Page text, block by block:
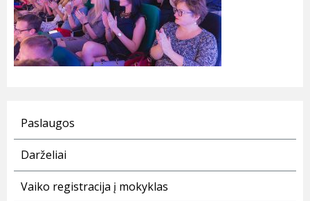
Paslaugos
Darželiai
Vaiko registracija į mokyklas